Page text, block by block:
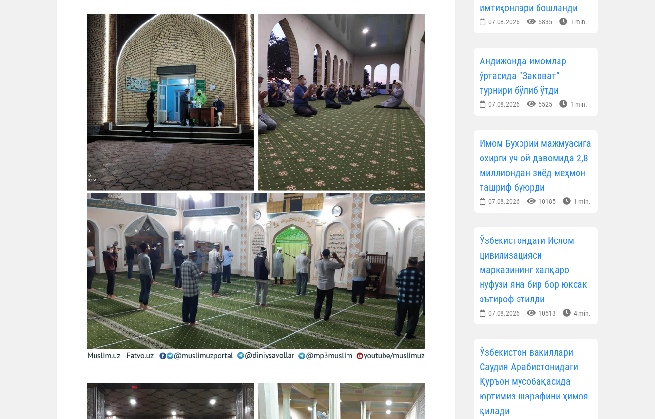
имтиҳонлари бошланди
07.08.2026 5835 1 min.
Андижонда имомлар
ўртасида “Заковат”
турнири бўлиб ўтди
07.08.2026 5525 1 min.
Имом Бухорий мажмуасига
охирги уч ой давомида 2,8
миллиондан зиёд меҳмон
ташриф буюрди
07.08.2026 10185 1 min.
Ўзбекистондаги Ислом
цивилизацияси
марказининг халқаро
нуфузи яна бир бор юксак
эътироф этилди
07.08.2026 10513 4 min.
Ўзбекистон вакиллари
Саудия Арабистонидаги
Қуръон мусобақасида
юртимиз шарафини ҳимоя
қилади